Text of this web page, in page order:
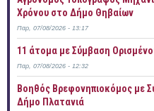
Χρόνου στο Δήμο Θηβαίων
Παρ, 07/08/2026 - 13:17
11 άτομα με Σύμβαση
Παρ, 07/08/2026 - 12:32
Βοηθός Βρεφονηπιοκόμος με
Δήμο Πλατανιά